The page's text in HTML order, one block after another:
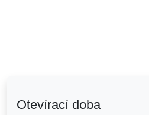
Otevírací doba